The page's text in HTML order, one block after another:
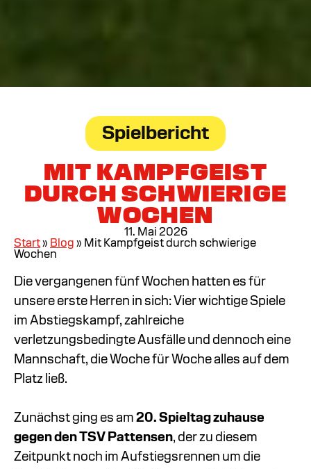
Spielbericht
MIT KAMPFGEIST
DURCH SCHWIERIGE
WOCHEN
11. Mai 2026
Start» Blog » Mit Kampfgeist durch schwierige
Wochen
Die vergangenen fünf Wochen hatten es für
unsere erste Herren in sich: Vier wichtige Spiele
im Abstiegskampf, zahlreiche
verletzungsbedingte Ausfälle und dennoch eine
Mannschaft, die Woche für Woche alles auf dem
Platz ließ.
Zunächst ging es am 20. Spieltag zuhause
gegen den TSV Pattensen, der zu diesem
Zeitpunkt noch im Aufstiegsrennen um die